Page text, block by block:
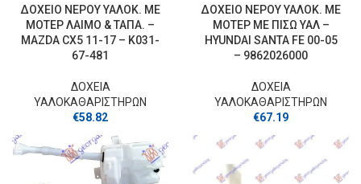
ΔΟΧΕΙΟ ΝΕΡΟΥ ΥΑΛΟΚ. ΜΕ
ΜΟΤΕΡ ΛΑΙΜΟ & ΤΑΠΑ. –
MAZDA CX5 11-17 – K031-
67-481
ΔΟΧΕΙΑ
ΥΑΛΟΚΑΘΑΡΙΣΤΗΡΩΝ
€58.82
ΔΟΧΕΙΟ ΝΕΡΟΥ ΥΑΛΟΚ. ΜΕ
ΜΟΤΕΡ ΜΕ ΠΙΣΩ ΥΑΛ –
HYUNDAI SANTA FE 00-05
– 9862026000
ΔΟΧΕΙΑ
ΥΑΛΟΚΑΘΑΡΙΣΤΗΡΩΝ
€67.19